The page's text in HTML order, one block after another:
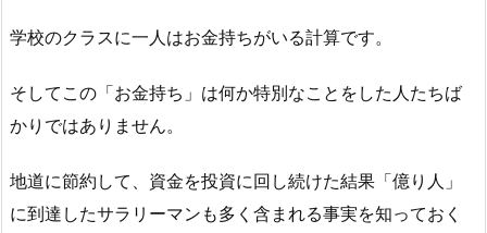
学校のクラスに一人はお金持ちがいる計算です。
そしてこの「お金持ち」は何か特別なことをした人たちば
かりではありません。
地道に節約して、資金を投資に回し続けた結果「億り人」
に到達したサラリーマンも多く含まれる事実を知っておく